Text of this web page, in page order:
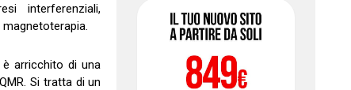
interferenziali,
arricchito di una
Si tratta di un